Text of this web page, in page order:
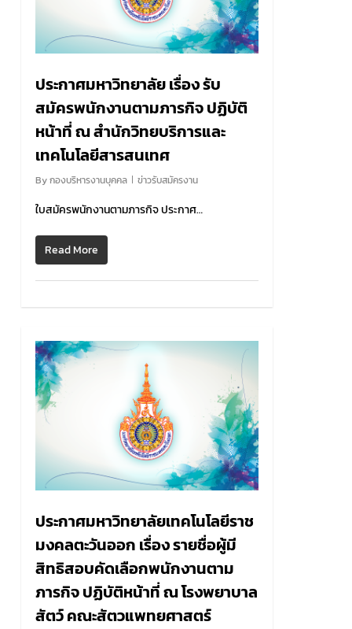
ประกาศมหาวิทยาลัย เรื่อง รับ
สมัครพนักงานตามภารกิจ ปฏิบัติ
หน้าที่ ณ สำนักวิทยบริการและ
เทคโนโลยีสารสนเทศ
Byกองบริหารงานบุคคล ข่าวรับสมัครงาน
ใบสมัครพนักงานตามภารกิจ ประกาศ…
Read More
ประกาศมหาวิทยาลัยเทคโนโลยีราช
มงคลตะวันออก เรื่อง รายชื่อผู้มี
สิทธิสอบคัดเลือกพนักงานตาม
ภารกิจ ปฏิบัติหน้าที่ ณ โรงพยาบาล
สัตว์ คณะสัตวแพทยศาสตร์
0